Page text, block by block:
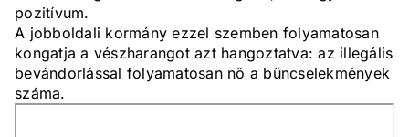
pozitívum.
A jobboldali kormány ezzel szemben folyamatosan
kongatja a vészharangot azt hangoztatva: az illegális
bevándorlással folyamatosan nő a bűncselekmények
száma.